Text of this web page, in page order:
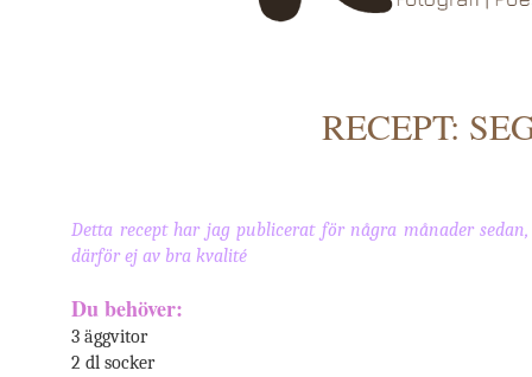
RECEPT:
Detta recept har jag publicerat för några månader
därför ej av bra kvalité
Du behöver:
3 äggvitor
2 dl socker